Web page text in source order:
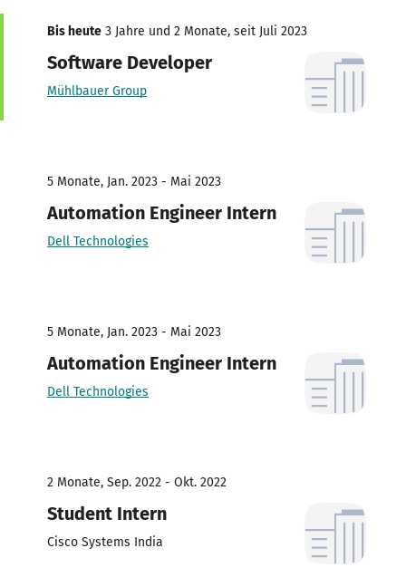
Bis heute 3 Jahre und 2 Monate, seit Juli 2023
Software Developer
Mühlbauer Group
5 Monate, Jan. 2023 - Mai 2023
Automation Engineer Intern
Dell Technologies
5 Monate, Jan. 2023 - Mai 2023
Automation Engineer Intern
Dell Technologies
2 Monate, Sep. 2022 - Okt. 2022
Student Intern
Cisco Systems India